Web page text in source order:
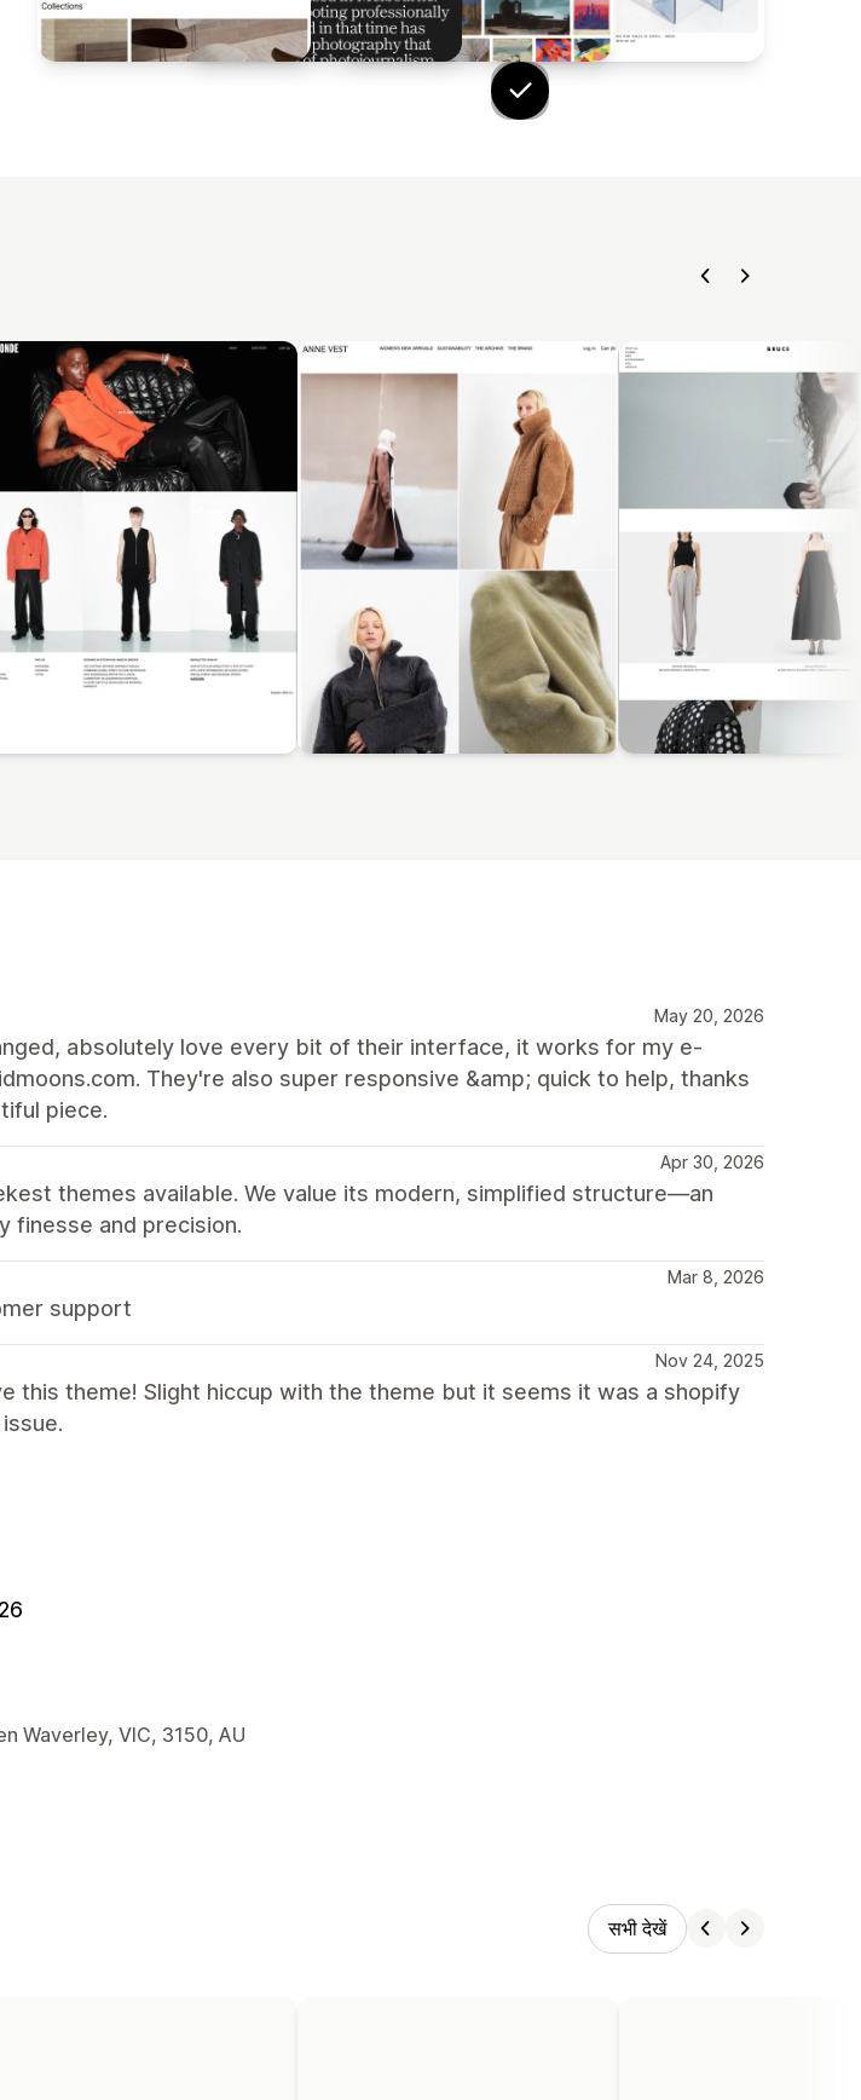
May 20, 2026
absolutely love every bit of their interface, it works for my e-
They're also super responsive &amp; quick to help, thanks
piece.
Apr 30, 2026
themes available. We value its modern, simplified structure—an
finesse and precision.
Mar 8, 2026
support
Nov 24, 2025
this theme! Slight hiccup with the theme but it seems it was a shopify
Waverley, VIC, 3150, AU
सभी देखें